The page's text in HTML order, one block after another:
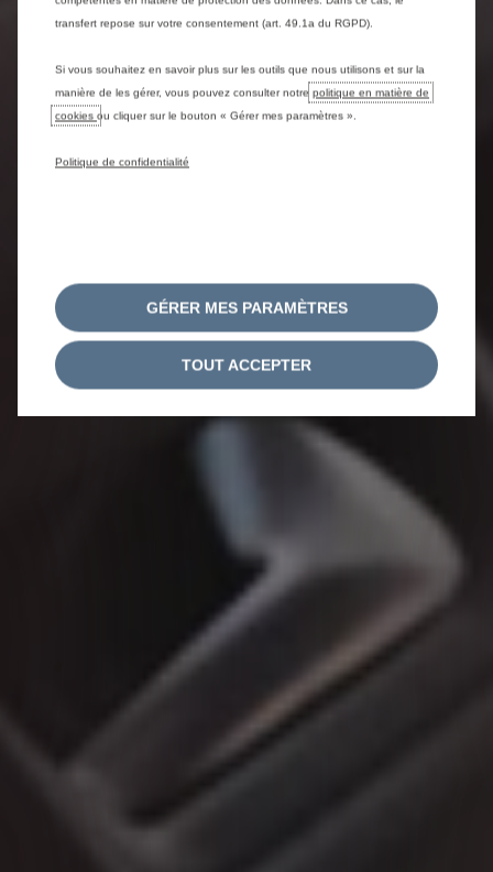
transfert repose sur votre consentement (art. 49.1a du RGPD).
Si vous souhaitez en savoir plus sur les outils que nous utilisons et sur la
manière de les gérer, vous pouvez consulter notre politique en matière de
cookies ou cliquer sur le bouton « Gérer mes paramètres ».
Politique de confidentialité
GÉRER MES PARAMÈTRES
TOUT ACCEPTER